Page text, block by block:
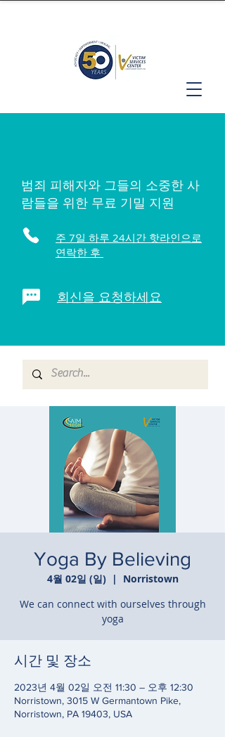
범죄 피해자와 그들의 소중한 사
람들을 위한 무료 기밀 지원
주 7일 하루 24시간 핫라인으로
연락한 후
회신을 요청하세요
Yoga By Believing
4월 02일 (일)
  |
Norristown
We can connect with ourselves through
yoga
시간 및 장소
2023년 4월 02일 오전 11:30 – 오후 12:30
Norristown, 3015 W Germantown Pike,
Norristown, PA 19403, USA